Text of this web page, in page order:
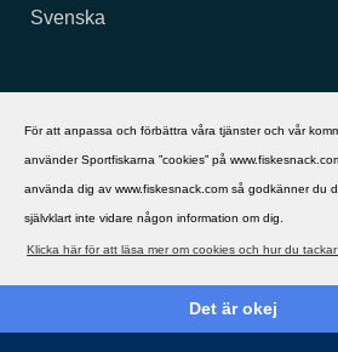
För att anpassa och förbättra våra tjänster och vår
använder Sportfiskarna ”cookies” på
använda dig av www.fiskesnack.com så godkänner du
självklart inte vidare någon information om dig.
Klicka här för att läsa mer om cookies och hur du tackar
Det är okej
Svenska
Copyright ©2002 - 2021, FiskeSnack.com.
Copyright © 2026 MH Sub I,
All times are GMT+1.